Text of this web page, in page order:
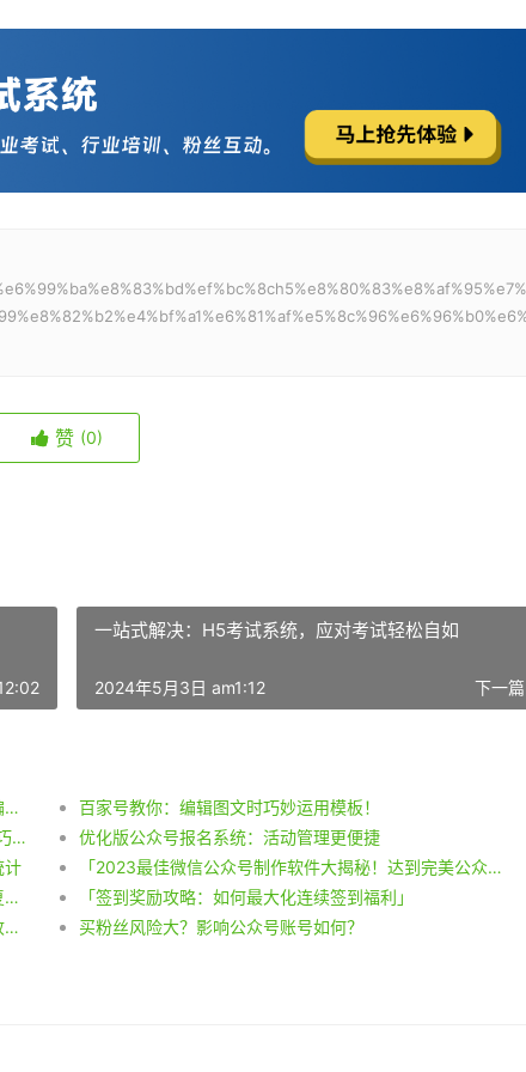
赞 (0)
一站式解决：H5考试系统，应对考试轻松自如
下一
2024年5月3日 am1:12
【教程】微信公众号素材编辑攻略：图文并茂，轻松编辑GIF！
百家号教你：编辑图文时巧妙运用模板！
1. 微信编辑器：打造精美模板的秘诀大揭秘！ 2. 小技巧揭示：微信编辑器中复制他人模板步骤曝光！
优化版公众号报名系统：活动管理更便捷
计
「2023最佳微信公众号制作软件大揭秘！达到完美公众号排版的绝佳技巧曝光！」
微信公众号素材误删，如何找回？删除后的素材能恢复吗？
「签到奖励攻略：如何最大化连续签到福利」
【干货分享】电脑端公众号素材排版问题解决！样式收藏技巧get！
买粉丝风险大？影响公众号账号如何？